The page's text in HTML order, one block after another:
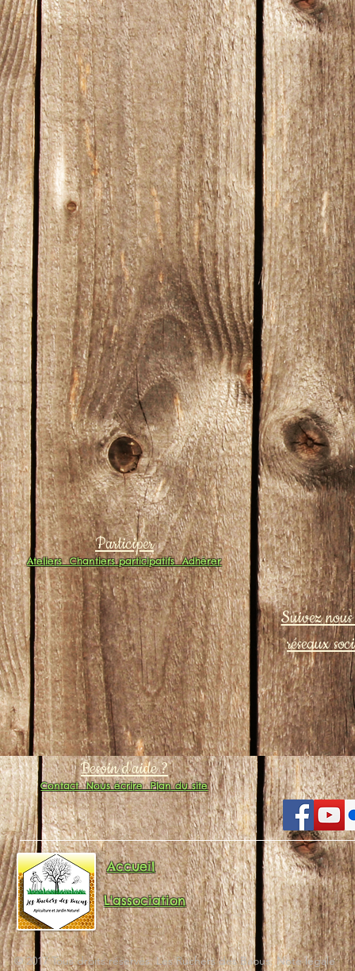
Participer
AteliersChantiers participatifsAdhérer
Suivez
réseaux
Besoin d'aide ?
ContactNous écrirePlan du site
Accueil
L'association
© 2017 Tous droits réservés. Les Ruchers des Baous. Note légale